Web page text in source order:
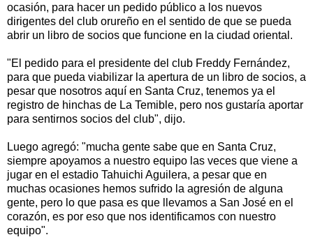
ocasión, para hacer un pedido público a los nuevos
dirigentes del club orureño en el sentido de que se pueda
abrir un libro de socios que funcione en la ciudad oriental.
"El pedido para el presidente del club Freddy Fernández,
para que pueda viabilizar la apertura de un libro de socios, a
pesar que nosotros aquí en Santa Cruz, tenemos ya el
registro de hinchas de La Temible, pero nos gustaría aportar
para sentirnos socios del club", dijo.
Luego agregó: "mucha gente sabe que en Santa Cruz,
siempre apoyamos a nuestro equipo las veces que viene a
jugar en el estadio Tahuichi Aguilera, a pesar que en
muchas ocasiones hemos sufrido la agresión de alguna
gente, pero lo que pasa es que llevamos a San José en el
corazón, es por eso que nos identificamos con nuestro
equipo".